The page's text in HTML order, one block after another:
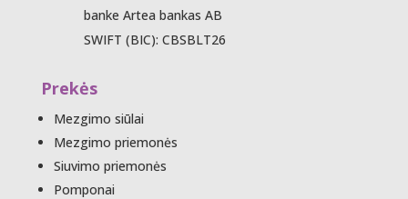
banke Artea bankas AB
SWIFT (BIC): CBSBLT26
Prekės
Mezgimo siūlai
Mezgimo priemonės
Siuvimo priemonės
Pomponai